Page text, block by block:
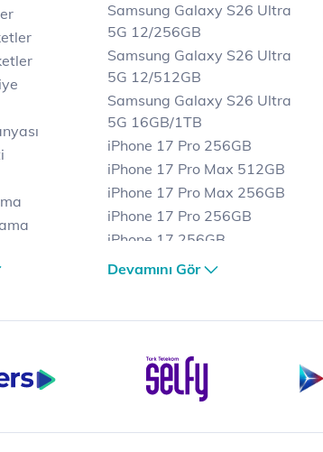
Samsung Galaxy S26 Ultra
5G 12/256GB
Samsung Galaxy S26 Ultra
5G 12/512GB
Samsung Galaxy S26 Ultra
5G 16GB/1TB
iPhone 17 Pro 256GB
iPhone 17 Pro Max 512GB
iPhone 17 Pro Max 256GB
iPhone 17 Pro 256GB
iPhone 17 256GB
iPhone 17 Air 256GB
Casper Nirvana C370
Notebook
Devamını Gör